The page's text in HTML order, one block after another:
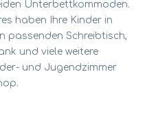
Unterbettkommoden.
haben Ihre Kinder in
passenden Schreibtisch,
und viele weitere
und Jugendzimmer